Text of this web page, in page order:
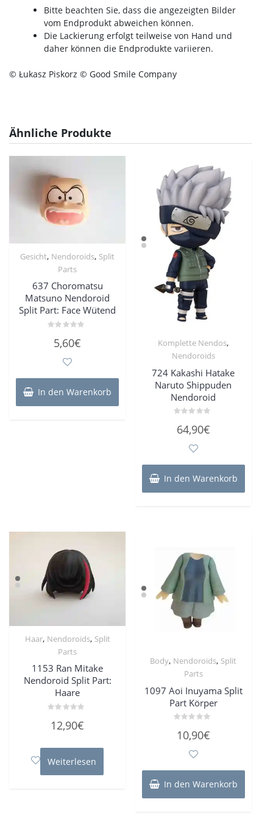
Bitte beachten Sie, dass die angezeigten Bilder
vom Endprodukt abweichen können.
Die Lackierung erfolgt teilweise von Hand und
daher können die Endprodukte variieren.
© Łukasz Piskorz © Good Smile Company
Ähnliche Produkte
Gesicht, Nendoroids, Split
Parts
637 Choromatsu
Matsuno Nendoroid
Split Part: Face Wütend
mit5,60€
In den Warenkorb
Komplette Nendos,
Nendoroids
724 Kakashi Hatake
Naruto Shippuden
Nendoroid
mit
64,90€
In den Warenkorb
Haar, Nendoroids, Split
Parts
1153 Ran Mitake
Nendoroid Split Part:
Haare
mit
5
12,90€
Weiterlesen
Body, Nendoroids, Split
Parts
1097 Aoi Inuyama Split
Part Körper
mit
10,90€
In den Warenkorb